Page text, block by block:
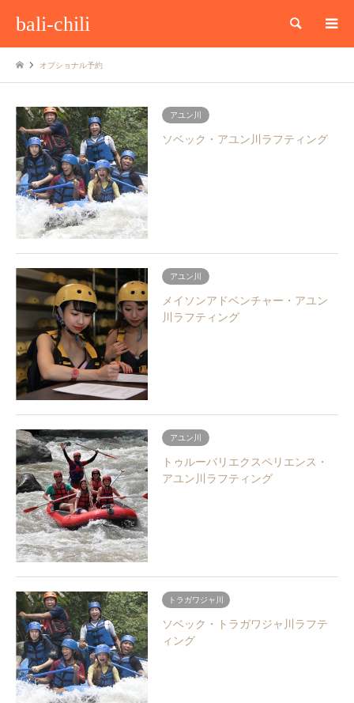
bali-chili 検索
オプショナル予約
アユン川
ソベック・アユン川ラフティング
アユン川
メイソンアドベンチャー・アユン
川ラフティング
アユン川
トゥルーバリエクスペリエンス・
アユン川ラフティング
トラガワジャ川
ソベック・トラガワジャ川ラフテ
ィング